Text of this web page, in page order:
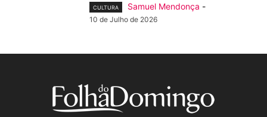
CULTURA Samuel Mendonça -
10 de Julho de 2026